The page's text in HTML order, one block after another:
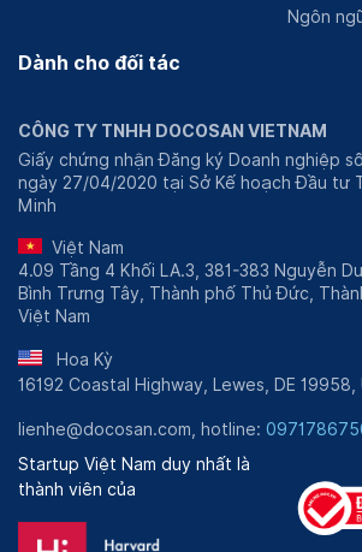
Ngôn
Dành cho đối tác
CÔNG TY TNHH DOCOSAN VIETNAM
Giấy chứng nhận Đăng ký Doanh nghiệp
ngày 27/04/2020 tại Sở Kế hoạch Đầu tư
Minh
Việt Nam
4.09 Tầng 4 Khối LA.3, 381-383 Nguyễn
Bình Trưng Tây, Thành phố Thủ Đức,
Việt Nam
Hoa Kỳ
16192 Coastal Highway, Lewes, DE 19958,
lienhe@docosan.com, hotline:
Startup Việt Nam duy nhất là
thành viên của